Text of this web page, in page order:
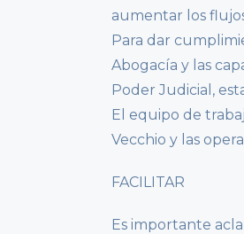
aumentar los
Para dar
Abogacía y las
Poder Judicial,
El equipo de
Vecchio y las
FACILITAR
Es importante